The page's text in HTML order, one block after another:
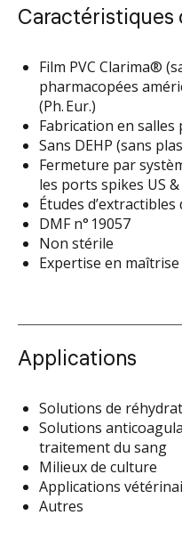
Caractéristiques
Film PVC Clarima®
pharmacopées
(Ph. Eur.)
Fabrication en salles
Sans DEHP (sans
Fermeture par
les ports spikes US &
Études
DMF n° 19057
Non stérile
Expertise en
Applications
Solutions de
Solutions
traitement du sang
Milieux de culture
Applications
Autres